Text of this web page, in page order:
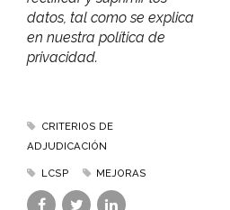
datos, tal como se explica
en nuestra política de
privacidad.
CRITERIOS DE
ADJUDICACIÓN
LCSP MEJORAS